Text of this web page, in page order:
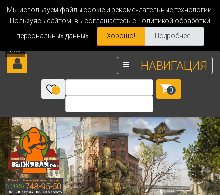
Мы используем файлы cookie и рекомендательные технологии.
Пользуясь сайтом, вы соглашаетесь с Политикой обработки
персональных данных.
Хорошо! Подробнее...
НАВИГАЦИЯ
0 0